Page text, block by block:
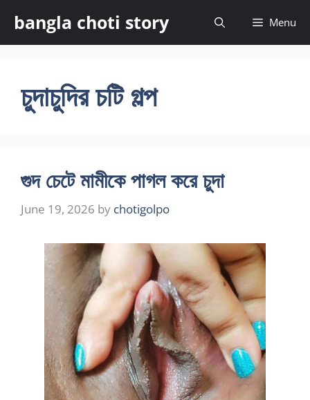
content
bangla choti story Menu
চুদাচুদির চটি গল্প
গুদ চেটে মামীকে পাগল করে চুদা
June 19, 2026 by chotigolpo